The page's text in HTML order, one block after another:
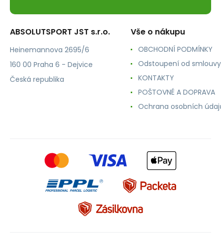
ABSOLUTSPORT JST s.r.o.
Heinemannova 2695/6
160 00 Praha 6 - Dejvice
Česká republika
Vše o nákupu
OBCHODNÍ PODMÍNKY
Odstoupení od smlouvy
KONTAKTY
POŠTOVNÉ A DOPRAVA
Ochrana osobních